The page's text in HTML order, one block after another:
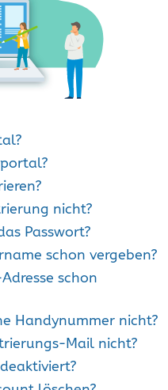
nicht?
Passwort?
schon vergeben?
schon
Handynummer nicht?
Mail nicht?